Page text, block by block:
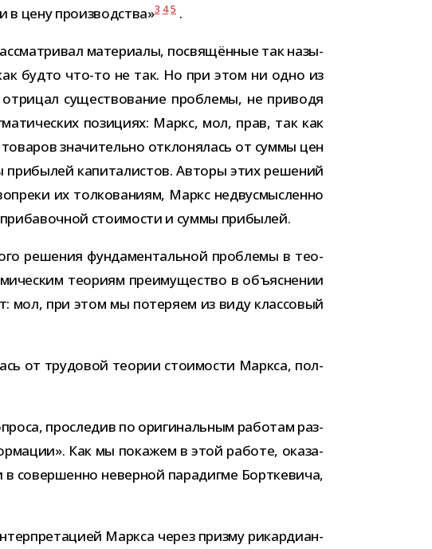
цену про­из­вод­ства»3 4 5.
мате­ри­алы, посвя­щён­ные так назы­
будто что-​то не так. Но при этом ни одно из
суще­ство­ва­ние про­блемы, не при­водя
пози­циях: Маркс, мол, прав, так как
зна­чи­тельно откло­ня­лась от суммы цен
при­бы­лей капи­та­ли­стов. Авторы этих реше­ний
их тол­ко­ва­ниям, Маркс недву­смыс­ленно
сто­и­мо­сти и суммы прибылей.
реше­ния фун­да­мен­таль­ной про­блемы в тео­
тео­риям пре­иму­ще­ство в объ­яс­не­нии
мол, при этом мы поте­ряем из виду клас­со­вый
от тру­до­вой тео­рии сто­и­мо­сти Маркса, пол­
про­сле­див по ори­ги­наль­ным рабо­там раз­
Как мы пока­жем в этой работе, ока­за­
совер­шенно невер­ной пара­дигме Борткевича,
Маркса через призму рикар­диан­